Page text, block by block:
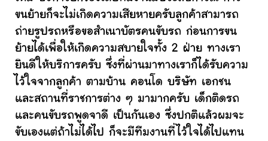
ขนย้ายก็จะไม่เกิดความเสียหายครับลูกค้าสามารถ
ถ่ายรูปรถหรือขอสำเนาบัตรคนขับรถ ก่อนการขน
ย้ายได้เพื่อให้เกิดความสบายใจทั้ง 2 ฝ่าย ทางเรา
ยินดีให้บริการครับ ซึ่งที่ผ่านมาทางเราก็ได้รับความ
ไว้ใจจากลูกค้า ตามบ้าน คอนโด บริษัท เอกชน
และสถานที่ราชการต่าง ๆ มามากครับ เด็กติดรถ
และคนขับรถพูดจาดี เป็นกันเอง ซึ่งปกติแล้วผมจะ
ขับเองแต่ถ้าไม่ได้ไป ก็จะมีทีมงานที่ไว้ใจได้ไปแทน